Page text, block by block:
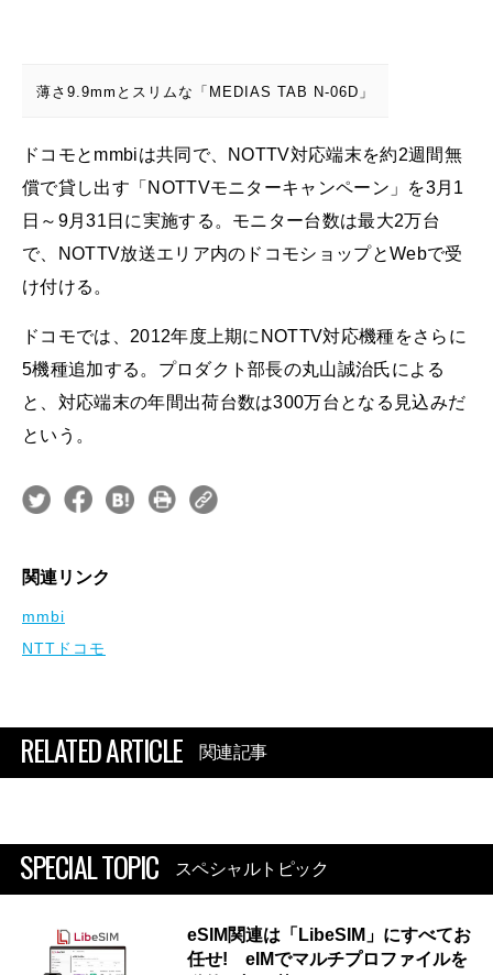
薄さ9.9mmとスリムな「MEDIAS TAB N-06D」
ドコモとmmbiは共同で、NOTTV対応端末を約2週間無
償で貸し出す「NOTTVモニターキャンペーン」を3月1
日～9月31日に実施する。モニター台数は最大2万台
で、NOTTV放送エリア内のドコモショップとWebで受
け付ける。
ドコモでは、2012年度上期にNOTTV対応機種をさらに
5機種追加する。プロダクト部長の丸山誠治氏による
と、対応端末の年間出荷台数は300万台となる見込みだ
という。
関連リンク
mmbi
NTTドコモ
RELATED ARTICLE 関連記事
SPECIAL TOPIC スペシャルトピック
eSIM関連は「LibeSIM」にすべてお
任せ! eIMでマルチプロファイルを